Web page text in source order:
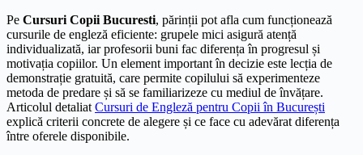
Pe Cursuri Copii Bucuresti, părinții pot afla cum funcționează
cursurile de engleză eficiente: grupele mici asigură atență
individualizată, iar profesorii buni fac diferența în progresul și
motivația copiilor. Un element important în decizie este lecția de
demonstrație gratuită, care permite copilului să experimenteze
metoda de predare și să se familiarizeze cu mediul de învățare.
Articolul detaliat Cursuri de Engleză pentru Copii în București
explică criterii concrete de alegere și ce face cu adevărat diferența
între oferele disponibile.